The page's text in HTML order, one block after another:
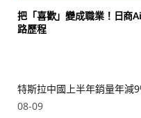
把「喜歡」變成職業！日商
路歷程
特斯拉中國上半年銷量年減
08-09